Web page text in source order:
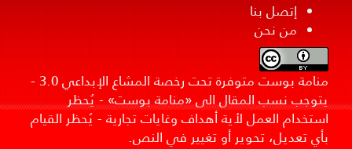
إتصل بنا
من نحن
منامة بوست متوفرة تحت رخصة المشاع الإبداعي 3.0 -
يتوجب نسب المقال الى «منامة بوست» - يُحظر
استخدام العمل لأية أهداف وغايات تجارية - يُحظر القيام
بأي تعديل، تحوير أو تغيير في النص.